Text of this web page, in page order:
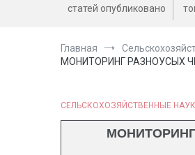
статей опубликовано
Главная
МОНИТОРИНГ РАЗНОУСЫХ
СЕЛЬСКОХОЗЯЙСТВЕННЫЕ
МОНИТОРИНГ